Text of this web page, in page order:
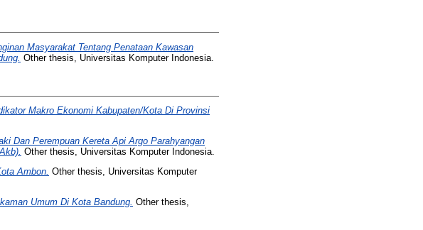
Masyarakat Tentang Penataan Kawasan
Other thesis, Universitas Komputer Indonesia.
Makro Ekonomi Kabupaten/Kota Di Provinsi
Dan Perempuan Kereta Api Argo Parahyangan
Other thesis, Universitas Komputer Indonesia.
Ambon. Other thesis, Universitas Komputer
Umum Di Kota Bandung. Other thesis,